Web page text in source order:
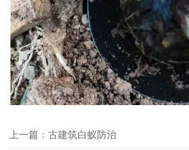
上一篇：古建筑白蚁防治